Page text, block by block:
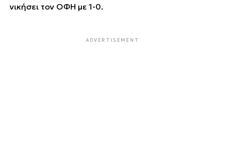
νικήσει τον ΟΦΗ με 1-0.
ADVERTISEMENT